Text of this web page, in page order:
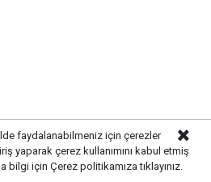
faydalanabilmeniz için çerezler
yaparak çerez kullanımını kabul etmiş
bilgi için Çerez politikamıza tıklayınız.